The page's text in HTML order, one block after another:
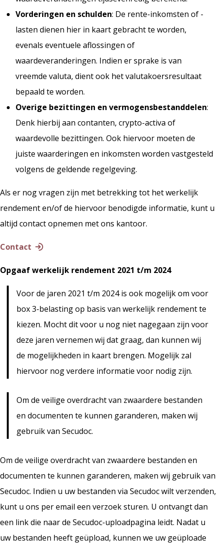
Vorderingen en schulden: De rente-inkomsten of -
lasten dienen hier in kaart gebracht te worden,
evenals eventuele aflossingen of
waardeveranderingen. Indien er sprake is van
vreemde valuta, dient ook het valutakoersresultaat
bepaald te worden.
Overige bezittingen en vermogensbestanddelen:
Denk hierbij aan contanten, crypto-activa of
waardevolle bezittingen. Ook hiervoor moeten de
juiste waarderingen en inkomsten worden vastgesteld
volgens de geldende regelgeving.
Als er nog vragen zijn met betrekking tot het werkelijk
rendement en/of de hiervoor benodigde informatie, kunt u
altijd contact opnemen met ons kantoor.
Contact
Opgaaf werkelijk rendement 2021 t/m 2024
Voor de jaren 2021 t/m 2024 is ook mogelijk om voor
box 3-belasting op basis van werkelijk rendement te
kiezen. Mocht dit voor u nog niet nagegaan zijn voor
deze jaren vernemen wij dat graag, dan kunnen wij
de mogelijkheden in kaart brengen. Mogelijk zal
hiervoor nog verdere informatie voor nodig zijn.
Om de veilige overdracht van zwaardere bestanden
en documenten te kunnen garanderen, maken wij
gebruik van Secudoc.
Om de veilige overdracht van zwaardere bestanden en
documenten te kunnen garanderen, maken wij gebruik van
Secudoc. Indien u uw bestanden via Secudoc wilt verzenden,
kunt u ons per email een verzoek sturen. U ontvangt dan
een link die naar de Secudoc-uploadpagina leidt. Nadat u
uw bestanden heeft geüpload, kunnen we uw geüploade